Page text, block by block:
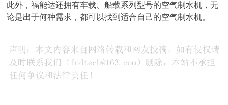
此外，福能达还拥有车载、船载系列型号的空气制水机，无
论是出于何种需求，都可以找到适合自己的空气制水机。